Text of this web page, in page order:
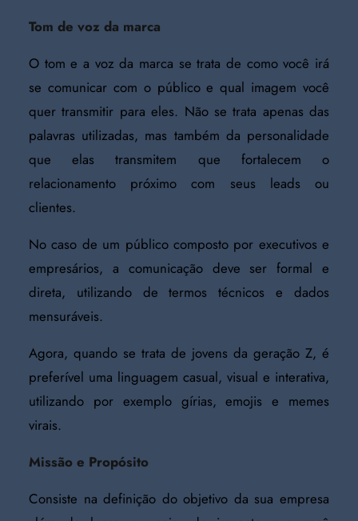
Tom de voz da marca
O tom e a voz da marca se trata de como você irá
se comunicar com o público e qual imagem você
quer transmitir para eles. Não se trata apenas das
palavras utilizadas, mas também da personalidade
que elas transmitem que fortalecem o
relacionamento próximo com seus leads ou
clientes.
No caso de um público composto por executivos e
empresários, a comunicação deve ser formal e
direta, utilizando de termos técnicos e dados
mensuráveis.
Agora, quando se trata de jovens da geração Z, é
preferível uma linguagem casual, visual e interativa,
utilizando por exemplo gírias, emojis e memes
virais.
Missão e Propósito
Consiste na definição do objetivo da sua empresa